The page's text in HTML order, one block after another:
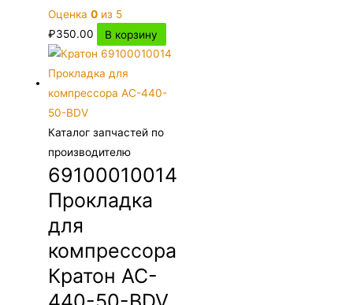
Оценка0 из 5
₽350.00 В корзину
Каталог запчастей по
производителю
69100010014
Прокладка
для
компрессора
Кратон AC-